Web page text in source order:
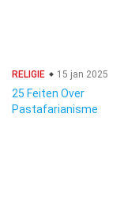
RELIGIE 15 jan 2025
25 Feiten Over
Pastafarianisme